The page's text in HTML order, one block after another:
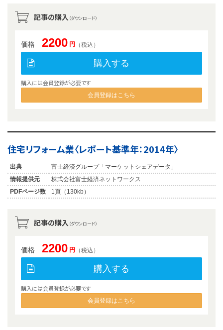
記事の購入 （ダウンロード）
価格 2200 円 （税込）
購入する
購入には会員登録が必要です
会員登録はこちら
住宅リフォーム業〈レポート基準年：2014年〉
出典
富士経済グループ「マーケットシェアデータ」
情報提供元
株式会社富士経済ネットワークス
PDFページ数
1頁（130kb）
記事の購入 （ダウンロード）
価格 2200 円 （税込）
購入する
購入には会員登録が必要です
会員登録はこちら